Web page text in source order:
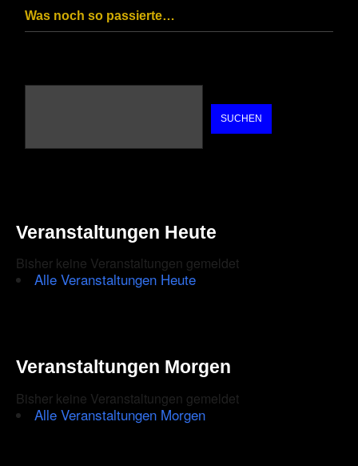
Was noch so passierte…
SUCHEN
Veranstaltungen Heute
Bisher keine Veranstaltungen gemeldet
Alle Veranstaltungen Heute
Veranstaltungen Morgen
Bisher keine Veranstaltungen gemeldet
Alle Veranstaltungen Morgen